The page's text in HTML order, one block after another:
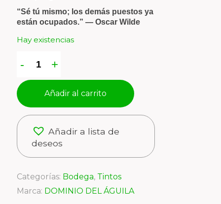
“Sé tú mismo; los demás puestos ya
están ocupados.” — Oscar Wilde
Hay existencias
Añadir al carrito
Añadir a lista de
deseos
Categorías: Bodega, Tintos
Marca: DOMINIO DEL ÁGUILA